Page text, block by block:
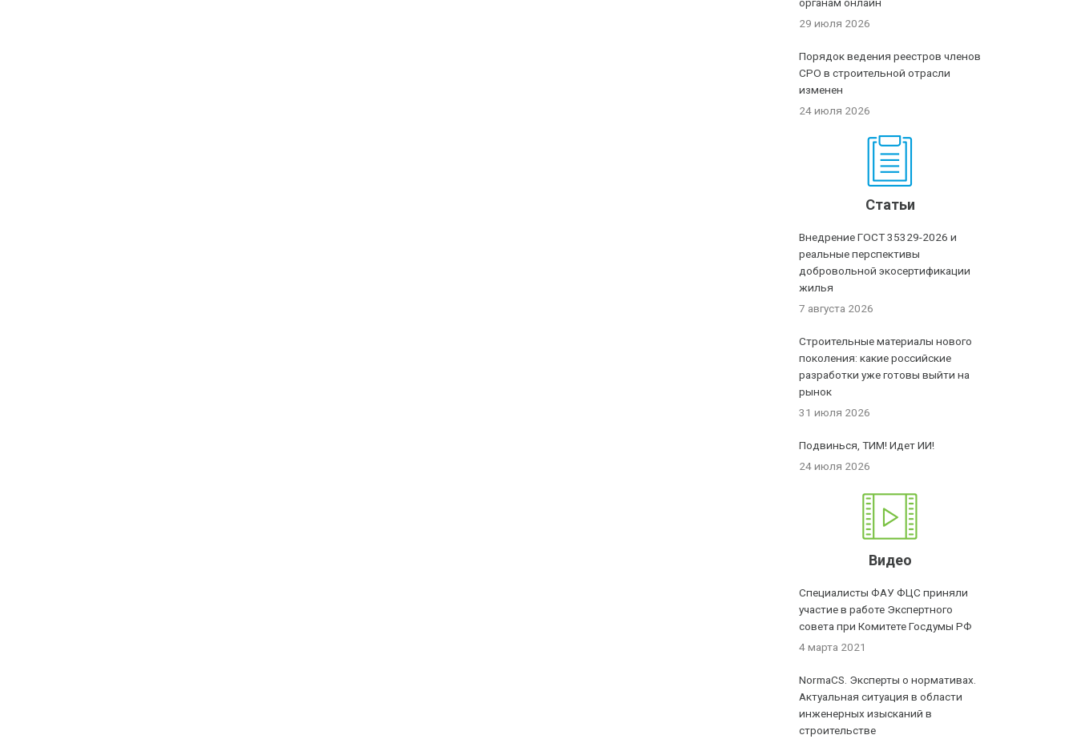
29 июля 2026
Порядок ведения реестров членов
СРО в строительной отрасли
изменен
24 июля 2026
Статьи
Внедрение ГОСТ 35329-2026 и
реальные перспективы
добровольной экосертификации
жилья
7 августа 2026
Строительные материалы нового
поколения: какие российские
разработки уже готовы выйти на
рынок
31 июля 2026
Подвинься, ТИМ! Идет ИИ!
24 июля 2026
Видео
Специалисты ФАУ ФЦС приняли
участие в работе Экспертного
совета при Комитете Госдумы РФ
4 марта 2021
NormaCS. Эксперты о нормативах.
Актуальная ситуация в области
инженерных изысканий в
строительстве